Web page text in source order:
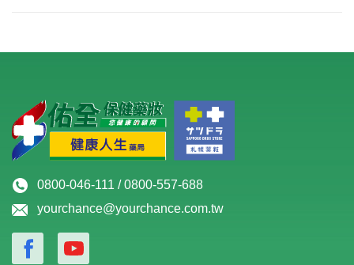
0800-046-111 / 0800-557-688
yourchance@yourchance.com.tw